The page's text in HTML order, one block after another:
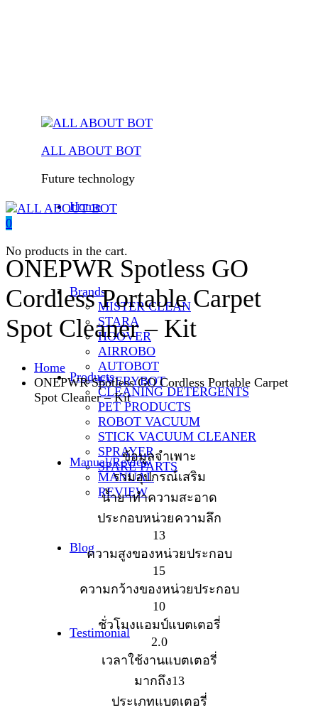
ALL ABOUT BOT
Future technology
Home
Brands
MISTER CLEAN
STARA
HOOVER
AIRROBO
AUTOBOT
EVERYBOT
Products
CLEANING DETERGENTS
PET PRODUCTS
ROBOT VACUUM
STICK VACUUM CLEANER
SPRAYER
SPARE PARTS
Manual/Review
MANUAL
REVIEW
Blog
Testimonial
0
No products in the cart.
ONEPWR Spotless GO
Cordless Portable Carpet
Spot Cleaner – Kit
Home
ONEPWR Spotless GO Cordless Portable Carpet
Spot Cleaner – Kit
ข้อมูลจำเพาะ
รวมอุปกรณ์เสริม
น้ำยาทำความสะอาด
ประกอบหน่วยความลึก
13
ความสูงของหน่วยประกอบ
15
ความกว้างของหน่วยประกอบ
10
ชั่วโมงแอมป์แบตเตอรี่
2.0
เวลาใช้งานแบตเตอรี่
มากถึง13
ประเภทแบตเตอรี่